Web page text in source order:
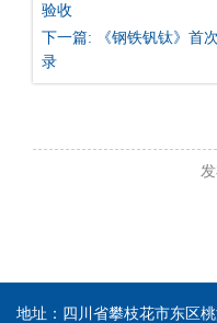
验收
下一篇: 《钢铁钒钛》首
录
地址：四川省攀枝花市东区